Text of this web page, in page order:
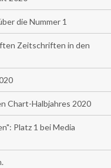
die Nummer 1
Zeitschriften in den
Chart-Halbjahres 2020
Platz 1 bei Media